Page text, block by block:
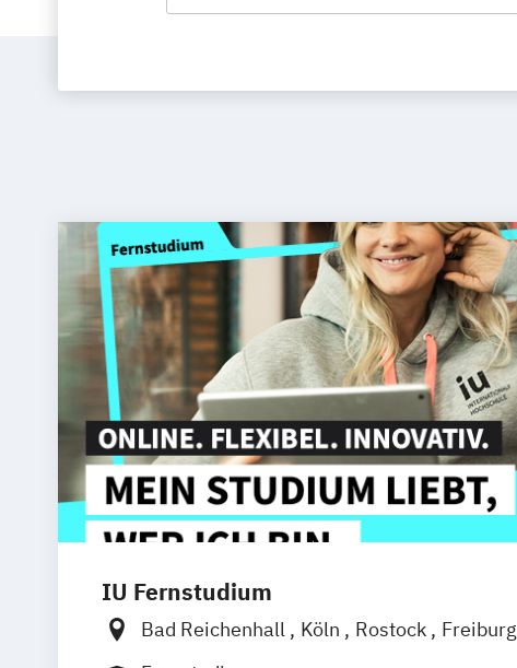
IU Fernstudium
Bad Reichenhall Köln Rostock Freiburg
Frankfurt am Main